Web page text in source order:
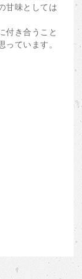
甘味としては
付き合うこと
ています。